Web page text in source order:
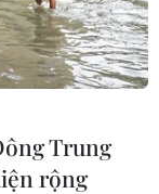
Trung
rộng